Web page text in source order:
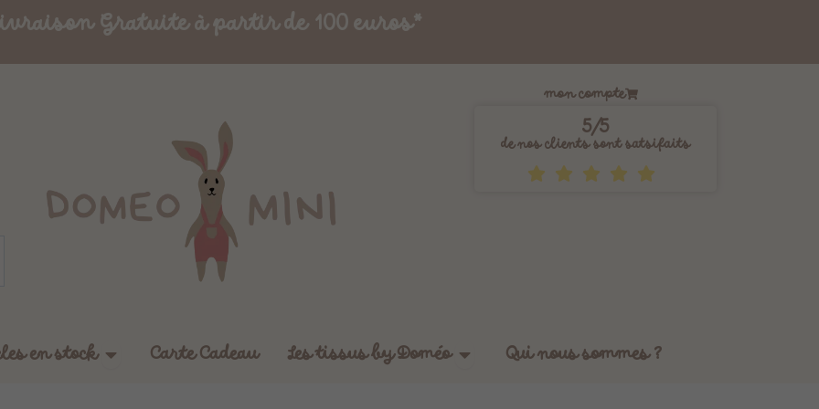
Gratuite à partir de 100 euros*
mon compte
5/5
de nos clients sont satsifaits
en stock Ouvrir Boutique - Articles en stock
Carte Cadeau Les tissus by Doméo Ouvrir Les tissus by Doméo
Qui nous sommes ?